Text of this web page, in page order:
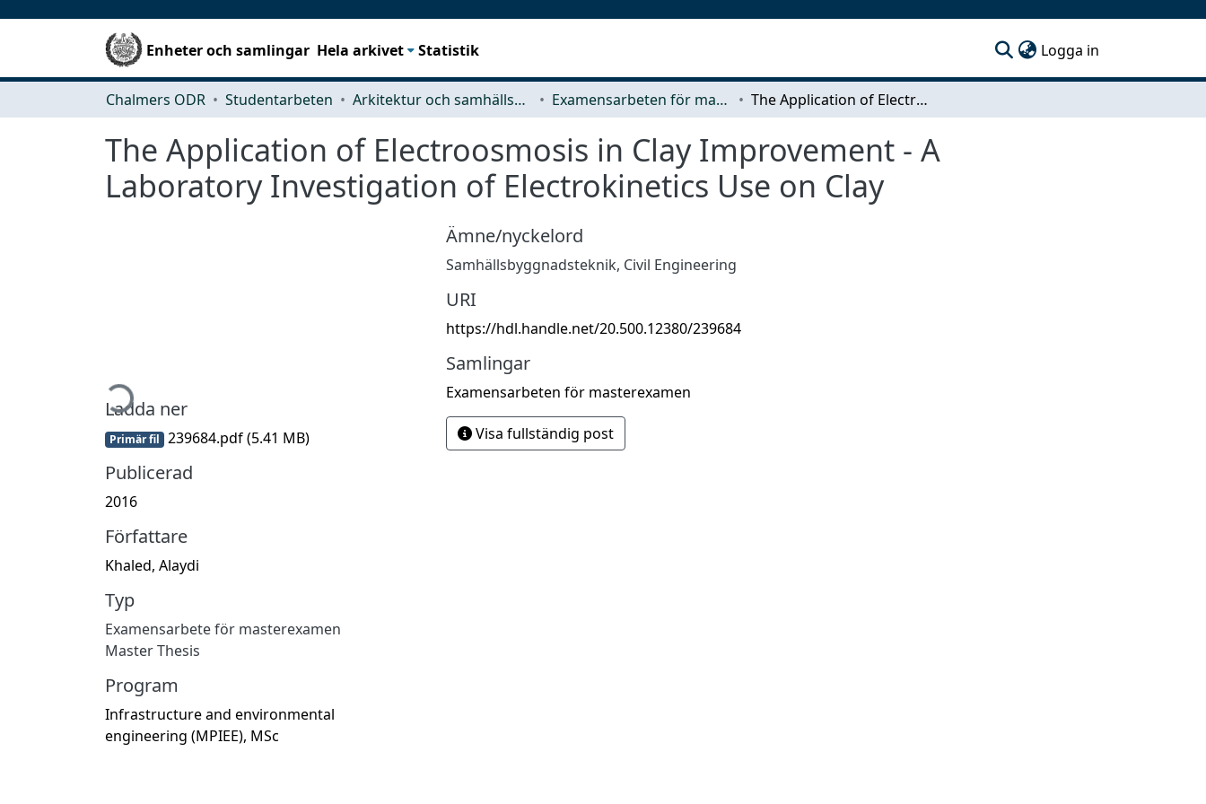
Enheter och samlingar Hela arkivet Statistik Logga in
Chalmers ODR Studentarbeten Arkitektur och samhällsbyggnadsteknik (ACE) Examensarbeten för masterexamen The Application of Electroosmosis in Clay Improvement - A Laboratory Investigation of Electrokinetics Use on Clay
The Application of Electroosmosis in Clay Improvement - A
Laboratory Investigation of Electrokinetics Use on Clay
Hämtar...
Ladda ner
Primär fil 239684.pdf(5.41 MB)
Publicerad
2016
Författare
Khaled, Alaydi
Typ
Examensarbete för masterexamen
Master Thesis
Program
Infrastructure and environmental
engineering (MPIEE), MSc
Ämne/nyckelord
Samhällsbyggnadsteknik, Civil Engineering
URI
https://hdl.handle.net/20.500.12380/239684
Samlingar
Examensarbeten för masterexamen
Visa fullständig post